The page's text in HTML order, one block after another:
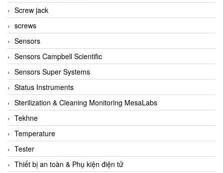
Burster
BUSCHJOST
Calectro
Campbell Scientific
Canneed Vietnam
Cantoni
CAPS
CAREL Parts
CCS
CD Automation
CEAG Sicherheitst
Screw jack
screws
Sensors
Sensors Campbell Scientific
Sensors Super Systems
Status Instruments
Sterilization & Cleaning Monitoring MesaLabs
Tekhne
Temperature
Tester
Thiết bị an toàn & Phụ kiện điện tử